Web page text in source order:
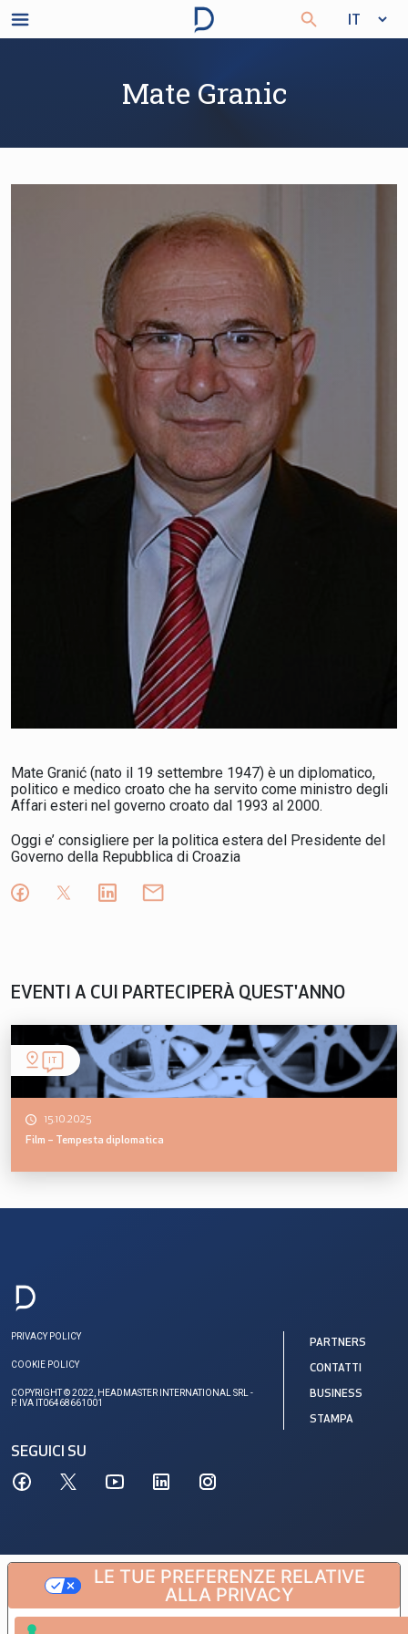
Mate Granic
Mate Granić (nato il 19 settembre 1947) è un diplomatico,
politico e medico croato che ha servito come ministro degli
Affari esteri nel governo croato dal 1993 al 2000.
Oggi e’ consigliere per la politica estera del Presidente del
Governo della Repubblica di Croazia
EVENTI A CUI PARTECIPERÀ QUEST'ANNO
IT
15.10.2025
Film – Tempesta diplomatica
PRIVACY POLICY
COOKIE POLICY
COPYRIGHT © 2022, HEADMASTER INTERNATIONAL SRL -
P. IVA IT06468661001
SEGUICI SU
PARTNERS
CONTATTI
BUSINESS
STAMPA
LE TUE PREFERENZE RELATIVE
ALLA PRIVACY